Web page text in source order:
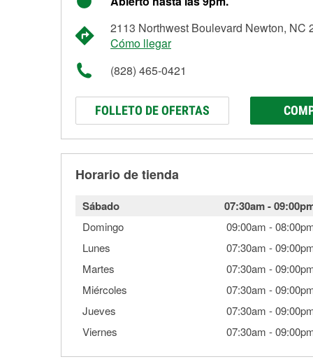
2113 Northwest Boulevard Newton, NC
Cómo llegar
(828) 465-0421
FOLLETO DE OFERTAS
Horario de tienda
Sábado 07:30am-
Domingo 09:00am -
Lunes
07:30am -
Martes
07:30am -
Miércoles
07:30am -
Jueves
07:30am -
Viernes
07:30am -